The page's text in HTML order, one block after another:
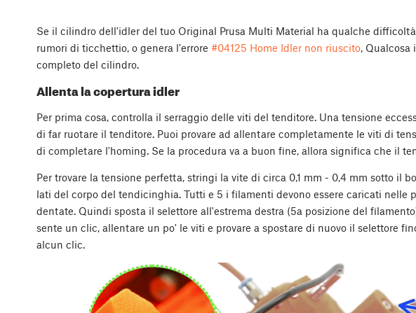
Se il cilindro dell'idler del tuo Original Prusa Multi Material ha qualche
rumori di ticchettio, o genera l'errore #04125 Home Idler non riuscito, Qualcosa
completo del cilindro.
Allenta la copertura idler
Per prima cosa, controlla il serraggio delle viti del tenditore. Una tensione
di far ruotare il tenditore. Puoi provare ad allentare completamente le viti di
di completare l'homing. Se la procedura va a buon fine, allora significa che il
Per trovare la tensione perfetta, stringi la vite di circa 0,1 mm - 0,4 mm sotto il
lati del corpo del tendicinghia. Tutti e 5 i filamenti devono essere caricati nelle
dentate. Quindi sposta il selettore all'estrema destra (5a posizione del
sente un clic, allentare un po' le viti e provare a spostare di nuovo il selettore
alcun clic.